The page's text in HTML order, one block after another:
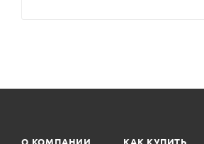
О КОМПАНИИ КАК КУПИТЬ